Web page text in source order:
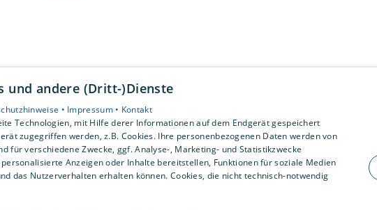
und andere (Dritt-)Dienste
• Impressum • Kontakt
Technologien, mit Hilfe derer Informationen auf dem Endgerät gespeichert
zugegriffen werden, z.B. Cookies. Ihre personenbezogenen Daten werden von
für verschiedene Zwecke, ggf. Analyse-, Marketing- und Statistikzwecke
Anzeigen oder Inhalte bereitstellen, Funktionen für soziale Medien
das Nutzerverhalten erhalten können. Cookies, die nicht technisch-notwendig